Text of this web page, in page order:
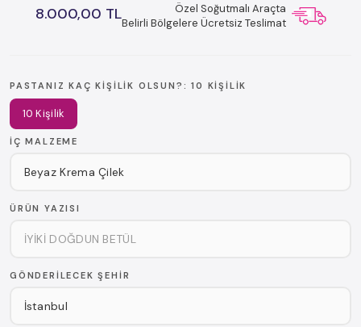
8.000,00 TL
Özel Soğutmalı Araçta
Belirli Bölgelere Ücretsiz Teslimat
PASTANIZ KAÇ KIŞILIK OLSUN?:10 KIŞILIK
10 Kişilik
İÇ MALZEME
ÜRÜN YAZISI
GÖNDERILECEK ŞEHIR